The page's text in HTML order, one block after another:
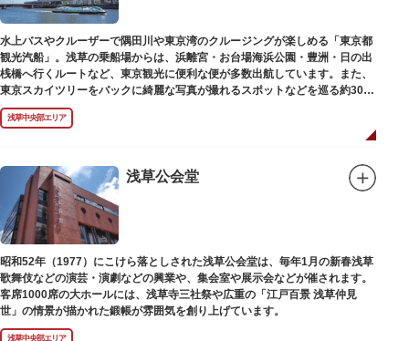
水上バスやクルーザーで隅田川や東京湾のクルージングが楽しめる「東京都
観光汽船」。浅草の乗船場からは、浜離宮・お台場海浜公園・豊洲・日の出
桟橋へ行くルートなど、東京観光に便利な便が多数出航しています。また、
東京スカイツリーをバックに綺麗な写真が撮れるスポットなどを巡る約30分
の「浅草周遊コース」も。初日の出やお花見、隅田川花火大会、クリスマス
などのイベント時は、いつもと違う目線から東京の景色を堪能できるイベン
や、約300人が乗船可能なアメリカンな大型船など多種多様な船体も魅力。
目的や人数にあわせてコースや時間帯を選べるチャータークルーズも行われ
ています。
浅草中央部エリア
浅草公会堂
昭和52年（1977）にこけら落としされた浅草公会堂は、毎年1月の新春浅草
歌舞伎などの演芸・演劇などの興業や、集会室や展示会などが催されます。
客席1000席の大ホールには、浅草寺三社祭や広重の「江戸百景 浅草仲見
世」の情景が描かれた鍛帳が雰囲気を創り上げています。
浅草中央部エリア